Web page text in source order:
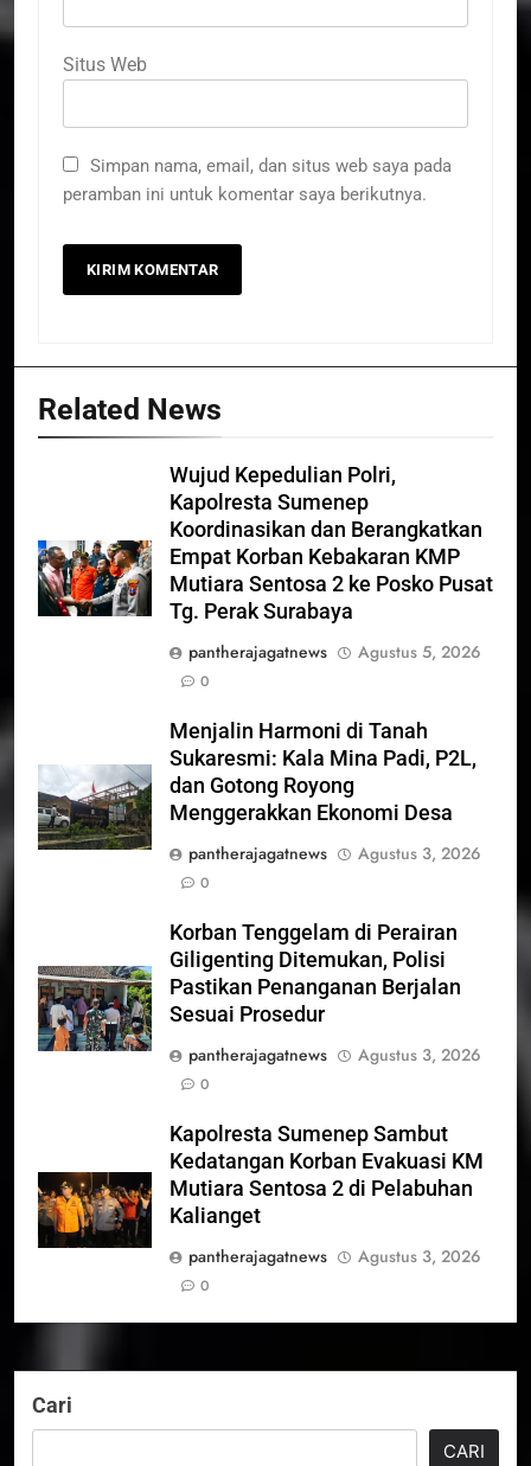
Situs Web
Simpan nama, email, dan situs web saya pada
peramban ini untuk komentar saya berikutnya.
Related News
Wujud Kepedulian Polri,
Kapolresta Sumenep
Koordinasikan dan Berangkatkan
Empat Korban Kebakaran KMP
Mutiara Sentosa 2 ke Posko Pusat
Tg. Perak Surabaya
pantherajagatnews
Agustus 5, 2026
0
Menjalin Harmoni di Tanah
Sukaresmi: Kala Mina Padi, P2L,
dan Gotong Royong
Menggerakkan Ekonomi Desa
pantherajagatnews
Agustus 3, 2026
0
Korban Tenggelam di Perairan
Giligenting Ditemukan, Polisi
Pastikan Penanganan Berjalan
Sesuai Prosedur
pantherajagatnews
Agustus 3, 2026
0
Kapolresta Sumenep Sambut
Kedatangan Korban Evakuasi KM
Mutiara Sentosa 2 di Pelabuhan
Kalianget
pantherajagatnews
Agustus 3, 2026
0
Cari
CARI